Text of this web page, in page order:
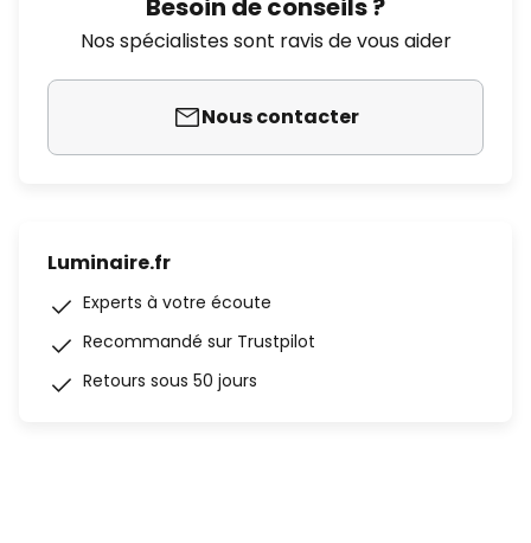
Besoin de conseils ?
Nos spécialistes sont ravis de vous aider
Nous contacter
Luminaire.fr
Experts à votre écoute
Recommandé sur Trustpilot
Retours sous 50 jours